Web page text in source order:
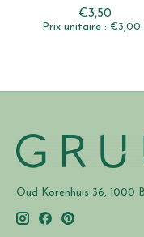
€3,50
Prix unitaire : €3,00
Oud Korenhuis 36, 1000